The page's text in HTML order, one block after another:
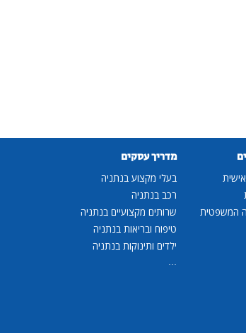
המשפטית
מדריך עסקים
בעלי מקצוע בנתניה
רכב בנתניה
שרותים מקצועיים בנתניה
טיפוח ובריאות בנתניה
ילדים ותינוקות בנתניה